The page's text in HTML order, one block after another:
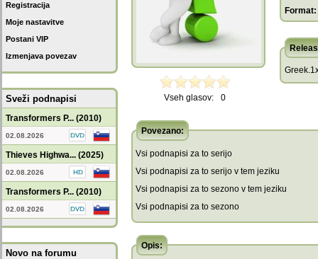
Registracija
Moje nastavitve
Postani VIP
Izmenjava povezav
Sveži podnapisi
Transformers P... (2010)
02.08.2026
Thieves Highwa... (2025)
02.08.2026
Transformers P... (2010)
02.08.2026
Novo na forumu
Vseh glasov: 0
Format:
Povezano:
Vsi podnapisi za to serijo
Vsi podnapisi za to serijo v tem jeziku
Vsi podnapisi za to sezono v tem jeziku
Vsi podnapisi za to sezono
Opis: